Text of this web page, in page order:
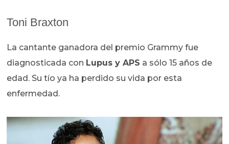
Toni Braxton
La cantante ganadora del premio Grammy fue
diagnosticada con Lupus y APS a sólo 15 años de
edad. Su tío ya ha perdido su vida por esta
enfermedad.